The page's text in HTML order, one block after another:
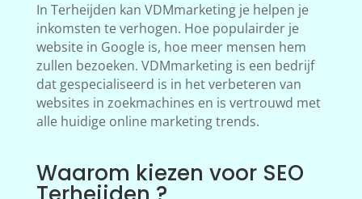
In Terheijden kan VDMmarketing je helpen je
inkomsten te verhogen. Hoe populairder je
website in Google is, hoe meer mensen hem
zullen bezoeken. VDMmarketing is een bedrijf
dat gespecialiseerd is in het verbeteren van
websites in zoekmachines en is vertrouwd met
alle huidige online marketing trends.
Waarom kiezen voor SEO